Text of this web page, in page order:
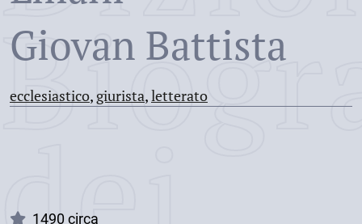
Giovan Battista
ecclesiastico, giurista,letterato
1490 circa